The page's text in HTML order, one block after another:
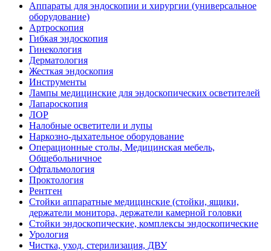
Аппараты для эндоскопии и хирургии (универсальное
оборудование)
Артроскопия
Гибкая эндоскопия
Гинекология
Дерматология
Жесткая эндоскопия
Инструменты
Лампы медицинские для эндоскопических осветителей
Лапароскопия
ЛОР
Налобные осветители и лупы
Наркозно-дыхательное оборудование
Операционные столы, Медицинская мебель,
Общебольничное
Офтальмология
Проктология
Рентген
Стойки аппаратные медицинские (стойки, ящики,
держатели монитора, держатели камерной головки
Стойки эндоскопические, комплексы эндоскопические
Урология
Чистка, уход, стерилизация, ДВУ